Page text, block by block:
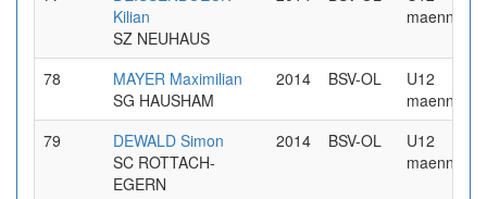
Kilian
SZ NEUHAUS
maennlich
78
MAYER Maximilian
SG HAUSHAM
2014 BSV-OL
U12
maennlich
79
DEWALD Simon
SC ROTTACH-
EGERN
2014 BSV-OL
U12
maennlich